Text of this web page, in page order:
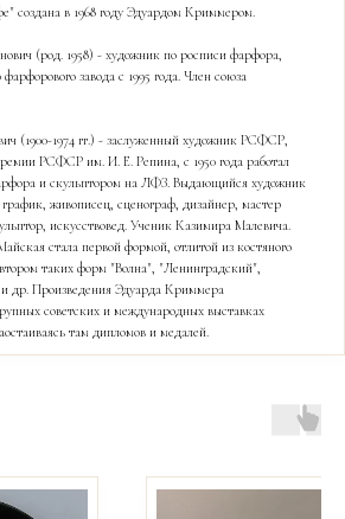
создана в 1968 году Эдуардом Криммером.
(род. 1958) - художник по росписи фарфора,
завода с 1995 года. Член союза
(1900-1974 гг.) - заслуженный художник РСФСР,
РСФСР им. И. Е. Репина, с 1950 года работал
и скульптором на ЛФЗ. Выдающийся художник
график, живописец, сценограф, дизайнер, мастер
искусствовед. Ученик Казимира Малевича.
стала первой формой, отлитой из костяного
таких форм "Волна", "Ленинградский",
Произведения Эдуарда Криммера
советских и международных выставках
там дипломов и медалей.